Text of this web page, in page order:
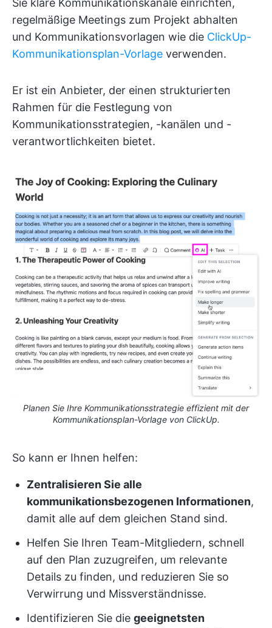
Sie klare Kommunikationskanäle einrichten,
regelmäßige Meetings zum Projekt abhalten
und Kommunikationsvorlagen wie die ClickUp-
Kommunikationsplan-Vorlage verwenden.
Er ist ein Anbieter, der einen strukturierten
Rahmen für die Festlegung von
Kommunikationsstrategien, -kanälen und -
verantwortlichkeiten bietet.
Planen Sie Ihre Kommunikationsstrategie effizient mit der
Kommunikationsplan-Vorlage von ClickUp.
So kann er Ihnen helfen:
Zentralisieren Sie alle
kommunikationsbezogenen Informationen,
damit alle auf dem gleichen Stand sind.
Helfen Sie Ihren Team-Mitgliedern, schnell
auf den Plan zuzugreifen, um relevante
Details zu finden, und reduzieren Sie so
Verwirrung und Missverständnisse.
Identifizieren Sie die geeignetsten